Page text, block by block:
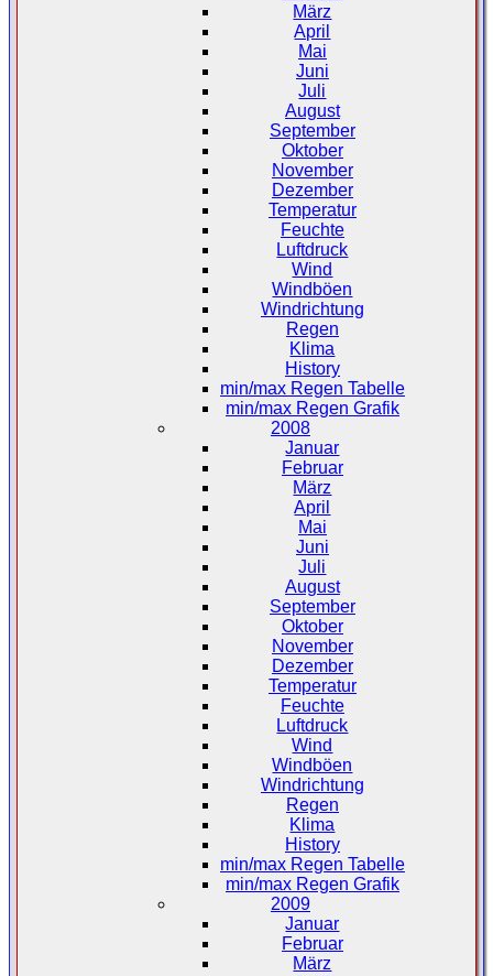
März
April
Mai
Juni
Juli
August
September
Oktober
November
Dezember
Temperatur
Feuchte
Luftdruck
Wind
Windböen
Windrichtung
Regen
Klima
History
min/max Regen Tabelle
min/max Regen Grafik
2008
Januar
Februar
März
April
Mai
Juni
Juli
August
September
Oktober
November
Dezember
Temperatur
Feuchte
Luftdruck
Wind
Windböen
Windrichtung
Regen
Klima
History
min/max Regen Tabelle
min/max Regen Grafik
2009
Januar
Februar
März